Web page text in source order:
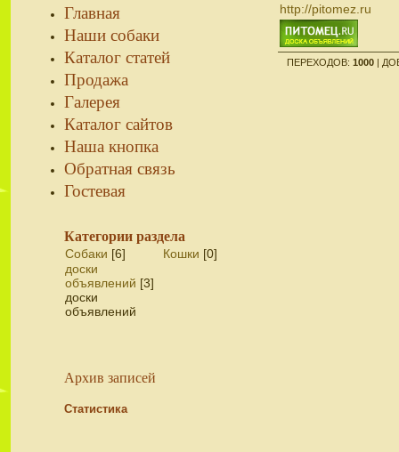
http://pitomez.ru
ПЕРЕХОДОВ: 1000 |
Главная
Наши собаки
Каталог статей
Продажа
Галерея
Каталог сайтов
Наша кнопка
Обратная связь
Гостевая
Категории раздела
Собаки [6] Кошки [0]
доски
объявлений [3]
доски
объявлений
Архив записей
Статистика